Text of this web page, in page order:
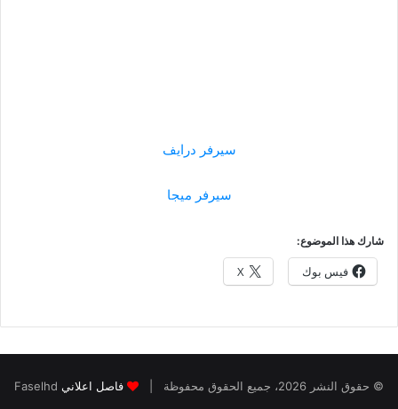
سيرفر درايف
سيرفر ميجا
شارك هذا الموضوع:
فيس بوك X
© حقوق النشر 2026، جميع الحقوق محفوظة | فاصل اعلاني Faselhd